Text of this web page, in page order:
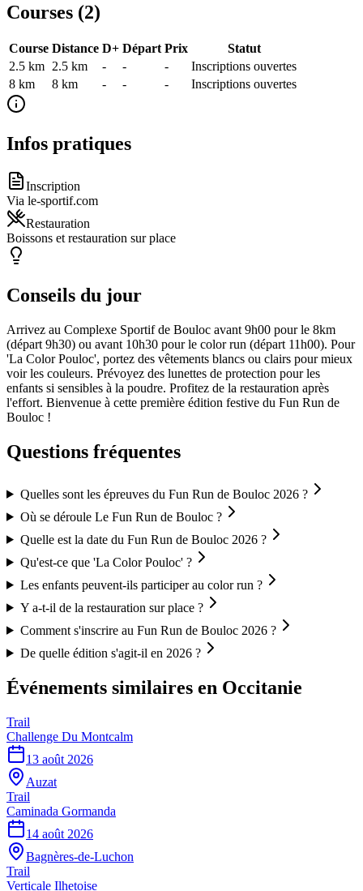
Courses (2)
Course Distance D+ Départ Prix
Statut
2.5 km 2.5 km - - -
Inscriptions ouvertes
8 km
8 km - - - Inscriptions ouvertes
Infos pratiques
Inscription
Via le-sportif.com
Restauration
Boissons et restauration sur place
Conseils du jour
Arrivez au Complexe Sportif de Bouloc avant 9h00 pour le 8km
(départ 9h30) ou avant 10h30 pour le color run (départ 11h00). Pour
'La Color Pouloc', portez des vêtements blancs ou clairs pour mieux
voir les couleurs. Prévoyez des lunettes de protection pour les
enfants si sensibles à la poudre. Profitez de la restauration après
l'effort. Bienvenue à cette première édition festive du Fun Run de
Bouloc !
Questions fréquentes
Quelles sont les épreuves du Fun Run de Bouloc 2026 ?
Où se déroule Le Fun Run de Bouloc ?
Quelle est la date du Fun Run de Bouloc 2026 ?
Qu'est-ce que 'La Color Pouloc' ?
Les enfants peuvent-ils participer au color run ?
Y a-t-il de la restauration sur place ?
Comment s'inscrire au Fun Run de Bouloc 2026 ?
De quelle édition s'agit-il en 2026 ?
Événements similaires en Occitanie
Trail
Challenge Du Montcalm
13 août 2026
Auzat
Trail
Caminada Gormanda
14 août 2026
Bagnères-de-Luchon
Trail
Verticale Ilhetoise